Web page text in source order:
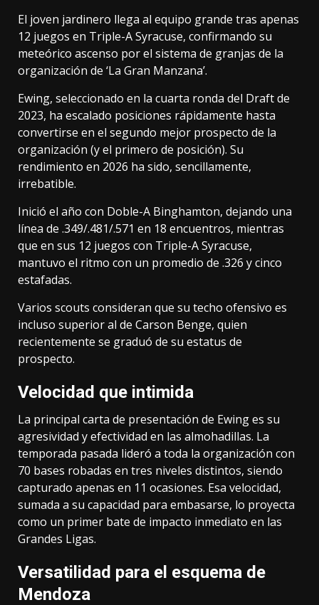
El joven jardinero llega al equipo grande tras apenas
12 juegos en Triple-A Syracuse, confirmando su
meteórico ascenso por el sistema de granjas de la
organización de ‘La Gran Manzana’.
Ewing, seleccionado en la cuarta ronda del Draft de
2023, ha escalado posiciones rápidamente hasta
convertirse en el segundo mejor prospecto de la
organización (y el primero de posición). Su
rendimiento en 2026 ha sido, sencillamente,
irrebatible.
Inició el año con Doble-A Binghamton, dejando una
línea de .349/.481/.571 en 18 encuentros, mientras
que en sus 12 juegos con Triple-A Syracuse,
mantuvo el ritmo con un promedio de .326 y cinco
estafadas.
Varios scouts consideran que su techo ofensivo es
incluso superior al de Carson Benge, quien
recientemente se graduó de su estatus de
prospecto.
Velocidad que intimida
La principal carta de presentación de Ewing es su
agresividad y efectividad en las almohadillas. La
temporada pasada lideró a toda la organización con
70 bases robadas en tres niveles distintos, siendo
capturado apenas en 11 ocasiones. Esa velocidad,
sumada a su capacidad para embasarse, lo proyecta
como un primer bate de impacto inmediato en las
Grandes Ligas.
Versatilidad para el esquema de
Mendoza